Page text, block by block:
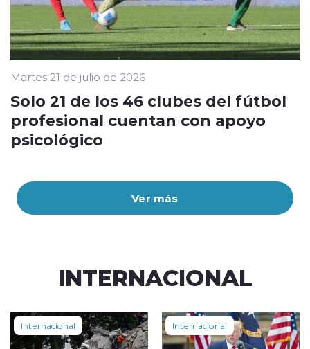
Ver más
Martes 21 de julio de 2026
Solo 21 de los 46 clubes del fútbol
profesional cuentan con apoyo
psicológico
INTERNACIONAL
Internacional Internacional